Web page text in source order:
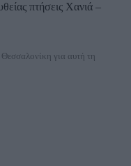
πτήσεις Χανιά –
Θεσσαλονίκη για αυτή τη